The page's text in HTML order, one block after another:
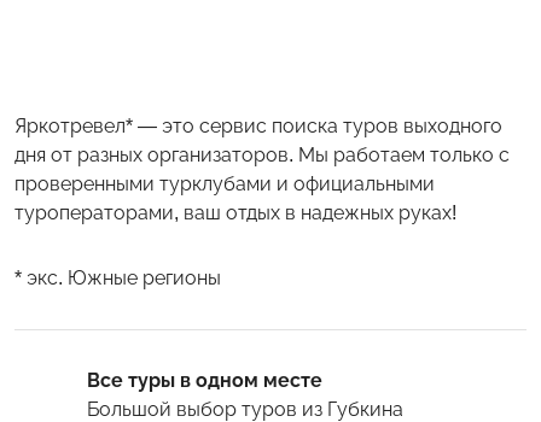
Яркотревел* — это сервис поиска туров выходного
дня от разных организаторов. Мы работаем только с
проверенными турклубами и официальными
туроператорами, ваш отдых в надежных руках!
* экс. Южные регионы
Все туры в одном месте
Большой выбор туров из Губкина